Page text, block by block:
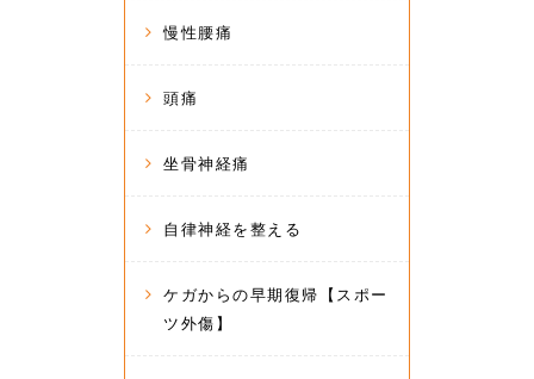
慢性腰痛
頭痛
坐骨神経痛
自律神経を整える
ケガからの早期復帰【スポー
ツ外傷】